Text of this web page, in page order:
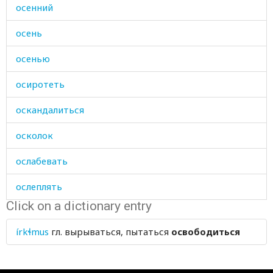
осенний
осень
осенью
осиротеть
оскандалиться
осколок
ослабевать
ослеплять
ослепнуть
осмотрительно
Click on a dictionary entry
írkɬmus гл. вырываться, пытаться освободиться